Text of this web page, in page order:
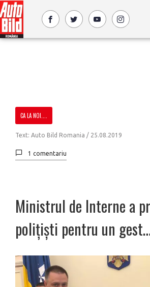
CA LA NOI....
Text: Auto Bild Romania / 25.08.2019
1 comentariu
Ministrul de Interne a
polițiști pentru un